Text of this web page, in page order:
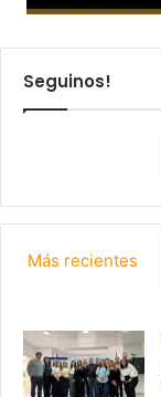
Seguinos!
Más recientes